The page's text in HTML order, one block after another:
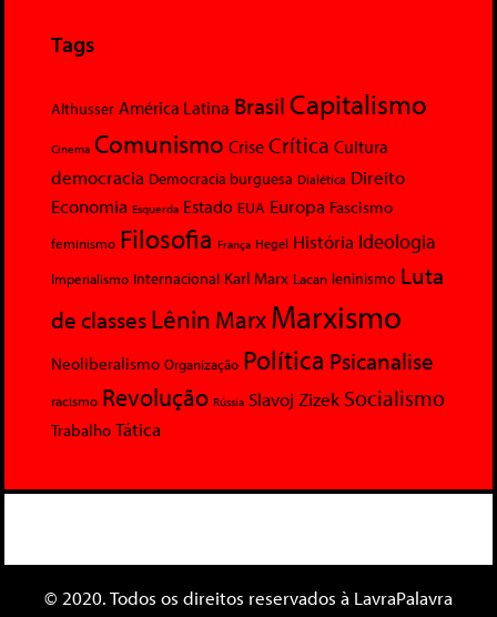
Tags
Althusser América Latina Brasil Capitalismo
Cinema Comunismo Crise Crítica Cultura
democracia Democracia burguesa Dialética Direito
Economia Esquerda Estado EUA Europa Fascismo
feminismo Filosofia França Hegel História Ideologia
Imperialismo Internacional Karl Marx Lacan leninismo Luta
de classesLênin MarxMarxismo
Neoliberalismo Organização Política Psicanalise
racismo Revolução Rússia Slavoj Zizek Socialismo
Trabalho Tática
© 2020. Todos os direitos reservados à LavraPalavra